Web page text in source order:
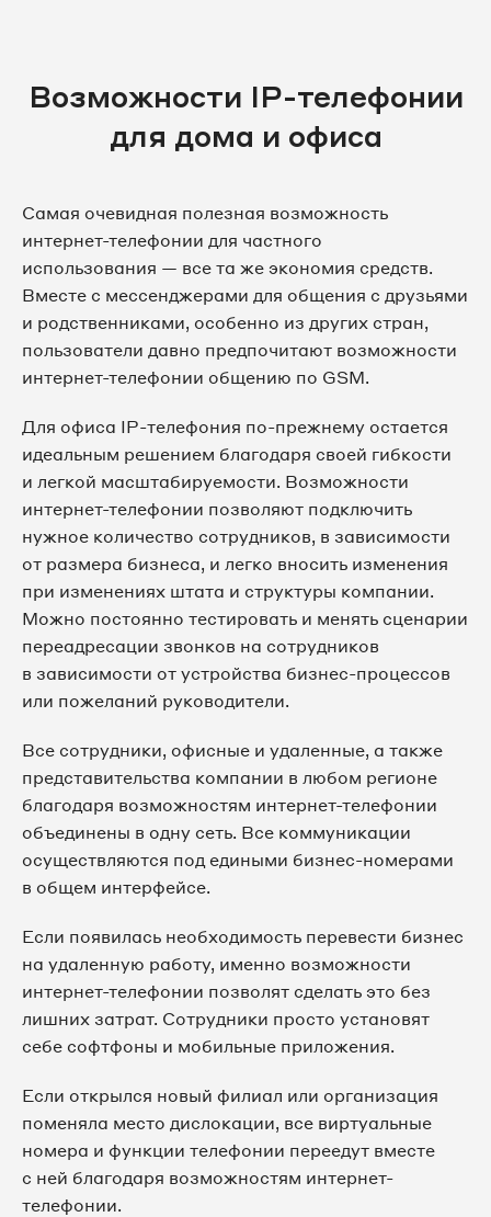
Возможности IP-телефонии
для дома и офиса
Самая очевидная полезная возможность
интернет-телефонии для частного
использования — все та же экономия средств.
Вместе с мессенджерами для общения с друзьями
и родственниками, особенно из других стран,
пользователи давно предпочитают возможности
интернет-телефонии общению по GSM.
Для офиса IP-телефония по-прежнему остается
идеальным решением благодаря своей гибкости
и легкой масштабируемости. Возможности
интернет-телефонии позволяют подключить
нужное количество сотрудников, в зависимости
от размера бизнеса, и легко вносить изменения
при изменениях штата и структуры компании.
Можно постоянно тестировать и менять сценарии
переадресации звонков на сотрудников
в зависимости от устройства бизнес-процессов
или пожеланий руководители.
Все сотрудники, офисные и удаленные, а также
представительства компании в любом регионе
благодаря возможностям интернет-телефонии
объединены в одну сеть. Все коммуникации
осуществляются под едиными бизнес-номерами
в общем интерфейсе.
Если появилась необходимость перевести бизнес
на удаленную работу, именно возможности
интернет-телефонии позволят сделать это без
лишних затрат. Сотрудники просто установят
себе софтфоны и мобильные приложения.
Если открылся новый филиал или организация
поменяла место дислокации, все виртуальные
номера и функции телефонии переедут вместе
с ней благодаря возможностям интернет-
телефонии.